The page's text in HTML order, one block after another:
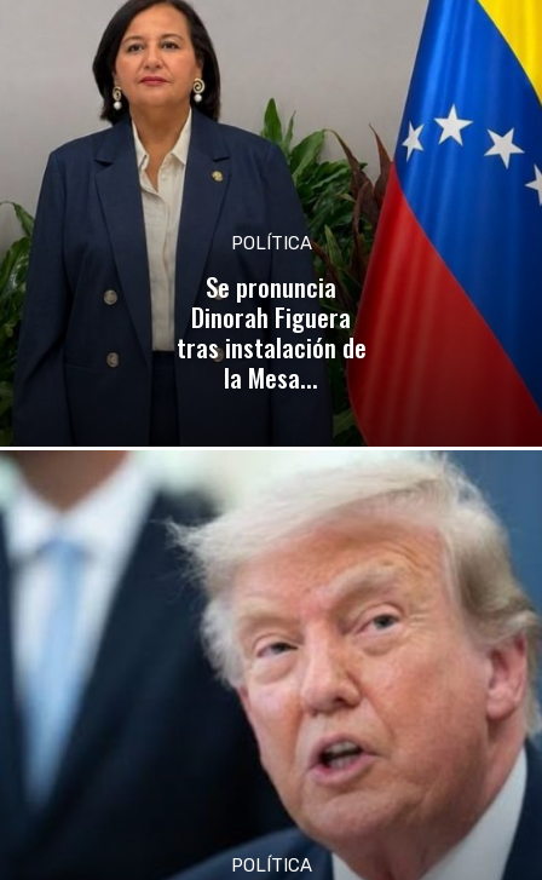
POLÍTICA
Se pronuncia
Dinorah Figuera
tras instalación de
la Mesa...
POLÍTICA